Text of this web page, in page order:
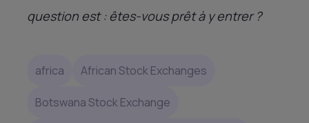
question est : êtes-vous prêt à y entrer ?
africa African Stock Exchanges
Botswana Stock Exchange